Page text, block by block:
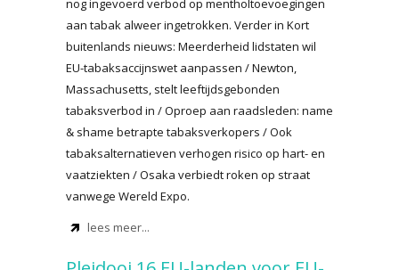
nog ingevoerd verbod op mentholtoevoegingen
aan tabak alweer ingetrokken. Verder in Kort
buitenlands nieuws: Meerderheid lidstaten wil
EU-tabaksaccijnswet aanpassen / Newton,
Massachusetts, stelt leeftijdsgebonden
tabaksverbod in / Oproep aan raadsleden: name
& shame betrapte tabaksverkopers / Ook
tabaksalternatieven verhogen risico op hart- en
vaatziekten / Osaka verbiedt roken op straat
vanwege Wereld Expo.
lees meer...